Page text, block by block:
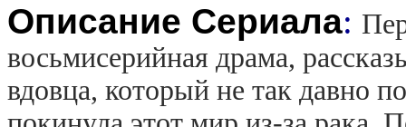
Описание Сериала:
восьмисерийная драма,
вдовца, который не так давно